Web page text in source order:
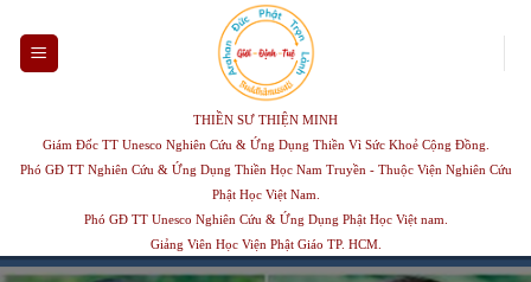
content
THIỀN SƯ THIỆN MINH
Giám Đốc TT Unesco Nghiên Cứu & Ứng Dụng Thiền Vì Sức Khoẻ Cộng Đồng.
Phó GĐ TT Nghiên Cứu & Ứng Dụng Thiền Học Nam Truyền - Thuộc Viện Nghiên Cứu
Phật Học Việt Nam.
Phó GĐ TT Unesco Nghiên Cứu & Ứng Dụng Phật Học Việt nam.
Giảng Viên Học Viện Phật Giáo TP. HCM.